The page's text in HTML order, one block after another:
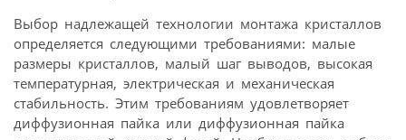
Выбор надлежащей технологии монтажа кристаллов
определяется следующими требованиями: малые
размеры кристаллов, малый шаг выводов, высокая
температурная, электрическая и механическая
стабильность. Этим требованиям удовлетворяет
диффузионная пайка или диффузионная пайка